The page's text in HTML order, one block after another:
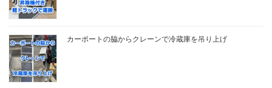
カーポートの脇からクレーンで冷蔵庫を吊り上げ